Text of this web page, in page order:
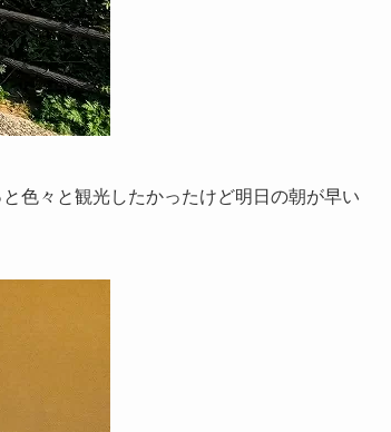
色々と観光したかったけど明日の朝が早い